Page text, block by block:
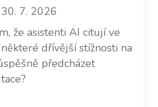
7. 2026
že asistenti AI citují ve
dřívější stížnosti na
předcházet